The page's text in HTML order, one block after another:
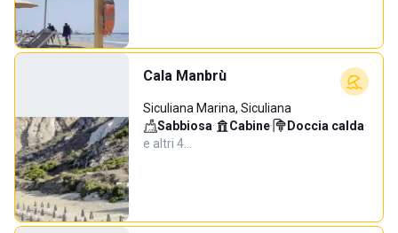
Cala Manbrù
Siculiana Marina, Siculiana
Sabbiosa· Cabine· Doccia calda·
e altri 4…